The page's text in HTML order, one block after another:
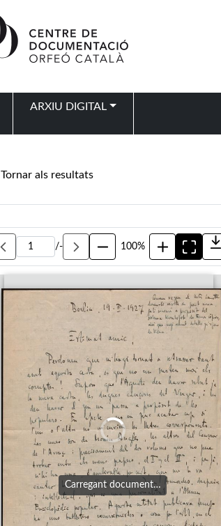
ARXIU DIGITAL
Tornar als resultats
/- 100%
Carregant document…